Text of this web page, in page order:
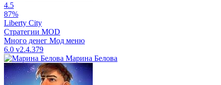
4.5
87%
Liberty City
Стратегии MOD
Много денег Мод меню
6.0 v2.4.379
Марина Белова